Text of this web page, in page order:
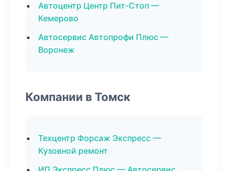
Автоцентр Центр Пит-Стоп —
Кемерово
Автосервис Автопрофи Плюс —
Воронеж
Компании в Томск
Техцентр Форсаж Экспресс —
Кузовной ремонт